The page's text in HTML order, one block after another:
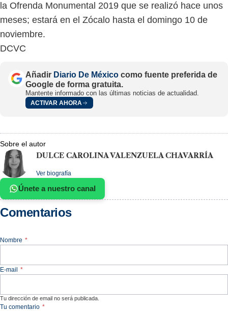
la Ofrenda Monumental 2019 que se realizó hace unos
meses; estará en el Zócalo hasta el domingo 10 de
noviembre.
DCVC
Añadir Diario De México como fuente preferida de
Google de forma gratuita.
Mantente informado con las últimas noticias de actualidad.
ACTIVAR AHORA
Sobre el autor
DULCE CAROLINA VALENZUELA CHAVARRÍA
Ver biografía
Únete a nuestro canal
Comentarios
Nombre *
E-mail *
Tu dirección de email no será publicada.
Tu comentario *